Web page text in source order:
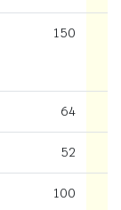
150
64
52
100